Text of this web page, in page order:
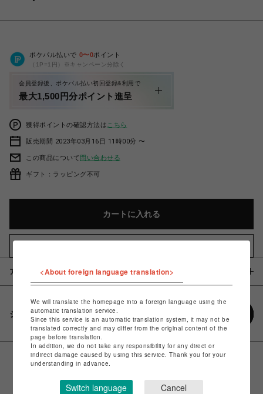
ポケパル払いで 0〜0ポイント
（1P=1円）※キャンペーン分除く
会員登録後、ポケパル払い初回登録&利用で
最大1,500円分ポイント進呈
獲得ポイントの確認方法は こちら
販売期間 2023年03月16日 11時00分 〜
この商品について問い合わせる
ギフト：ラッピング不可
カートに入れる
アイテム説明 / 素材
シェアする
<About foreign language translation>
We will translate the homepage into a foreign language using the
automatic translation service.
Since this service is an automatic translation system, it may not be
translated correctly and may differ from the original content of the
page before translation.
In addition, we do not take any responsibility for any direct or
indirect damage caused by using this service. Thank you for your
understanding in advance.
Switch language Cancel